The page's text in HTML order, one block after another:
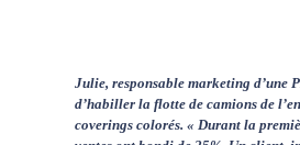
Julie, responsable marketing d’une
d’habiller la flotte de camions de
coverings colorés. « Durant la